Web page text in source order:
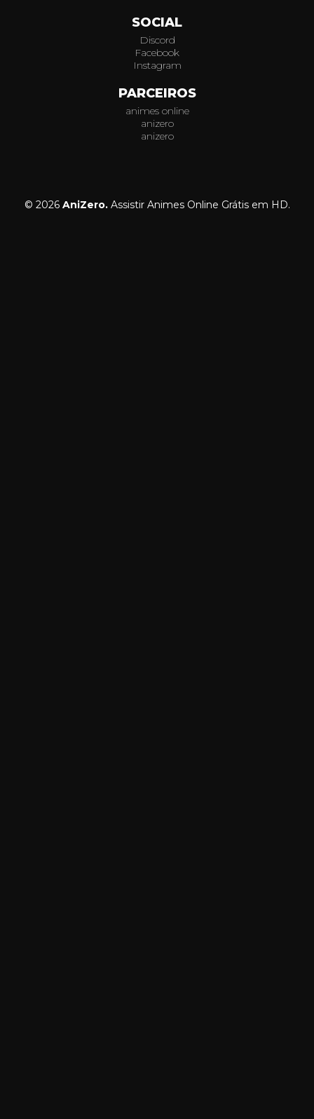
SOCIAL
Discord
Facebook
Instagram
PARCEIROS
animes online
anizero
anizero
© 2026 AniZero.Assistir Animes Online Grátis em HD.